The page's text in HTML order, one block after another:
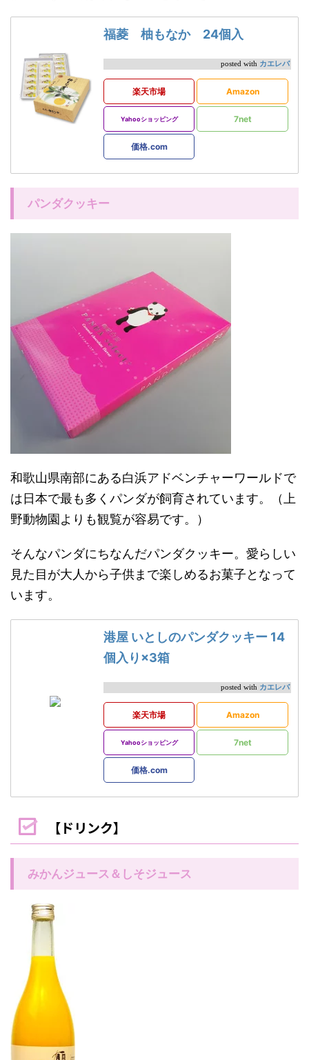
福菱 柚もなか 24個入
posted with カエレバ
楽天市場 Amazon
Yahooショッピング 7net
価格.com
パンダクッキー
和歌山県南部にある白浜アドベンチャーワールドで
は日本で最も多くパンダが飼育されています。（上
野動物園よりも観覧が容易です。）
そんなパンダにちなんだパンダクッキー。愛らしい
見た目が大人から子供まで楽しめるお菓子となって
います。
港屋 いとしのパンダクッキー 14
個入り×3箱
posted with カエレバ
楽天市場 Amazon
Yahooショッピング 7net
価格.com
【ドリンク】
みかんジュース＆しそジュース